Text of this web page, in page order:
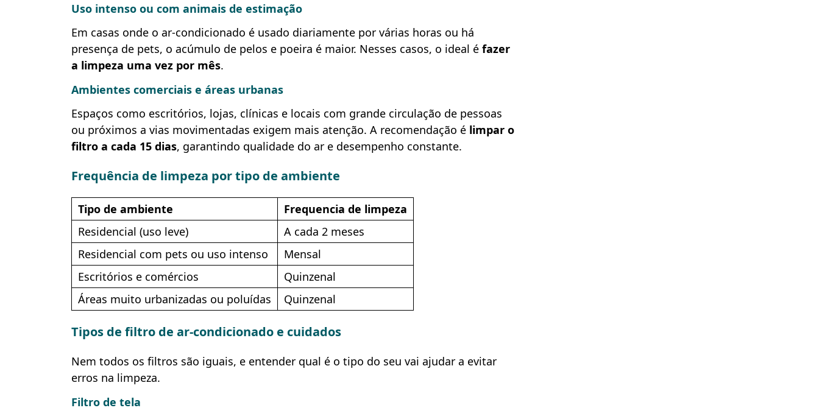
Uso intenso ou com animais de estimação
Em casas onde o ar-condicionado é usado diariamente por várias horas ou há
presença de pets, o acúmulo de pelos e poeira é maior. Nesses casos, o ideal é fazer
a limpeza uma vez por mês.
Ambientes comerciais e áreas urbanas
Espaços como escritórios, lojas, clínicas e locais com grande circulação de pessoas
ou próximos a vias movimentadas exigem mais atenção. A recomendação é limpar o
filtro a cada 15 dias, garantindo qualidade do ar e desempenho constante.
Frequência de limpeza por tipo de ambiente
Tipo de ambiente
Frequencia de limpeza
Residencial (uso leve)
A cada 2 meses
Residencial com pets ou uso intenso
Mensal
Escritórios e comércios
Quinzenal
Áreas muito urbanizadas ou poluídas
Quinzenal
Tipos de filtro de ar-condicionado e cuidados
Nem todos os filtros são iguais, e entender qual é o tipo do seu vai ajudar a evitar
erros na limpeza.
Filtro de tela